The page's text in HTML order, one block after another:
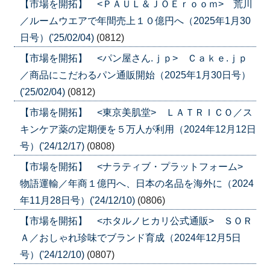
【市場を開拓】 <ＰＡＵＬ＆ＪＯＥｒｏｏｍ> 荒川
／ルームウエアで年間売上１０億円へ（2025年1月30
日号）('25/02/04) (0812)
【市場を開拓】 <パン屋さん.ｊｐ> Ｃａｋｅ.ｊｐ
／商品にこだわるパン通販開始（2025年1月30日号）
('25/02/04) (0812)
【市場を開拓】 <東京美肌堂> ＬＡＴＲＩＣＯ／ス
キンケア薬の定期便を５万人が利用（2024年12月12日
号）('24/12/17) (0808)
【市場を開拓】 <ナラティブ・プラットフォーム>
物語運輸／年商１億円へ、日本の名品を海外に（2024
年11月28日号）('24/12/10) (0806)
【市場を開拓】 <ホタルノヒカリ公式通販> ＳＯＲ
Ａ／おしゃれ珍味でブランド育成（2024年12月5日
号）('24/12/10) (0807)